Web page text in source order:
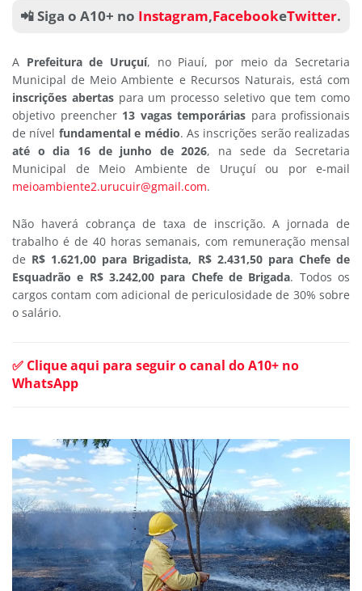
📲 Siga o A10+ no Instagram,FacebookeTwitter.
A Prefeitura de Uruçuí, no Piauí, por meio da Secretaria
Municipal de Meio Ambiente e Recursos Naturais, está com
inscrições abertaspara um processo seletivo que tem como
objetivo preencher 13 vagas temporárias para profissionais
de nível fundamental e médio. As inscrições serão realizadas
até o dia 16 de junho de 2026, na sede da Secretaria
Municipal de Meio Ambiente de Uruçuí ou por e-mail
meioambiente2.urucuir@gmail.com.
Não haverá cobrança de taxa de inscrição. A jornada de
trabalho é de 40 horas semanais, com remuneração mensal
de R$ 1.621,00 para Brigadista, R$ 2.431,50 para Chefe de
Esquadrão e R$ 3.242,00 para Chefe de Brigada. Todos os
cargos contam com adicional de periculosidade de 30% sobre
o salário.
✅ Clique aqui para seguir o canal do A10+ no
WhatsApp